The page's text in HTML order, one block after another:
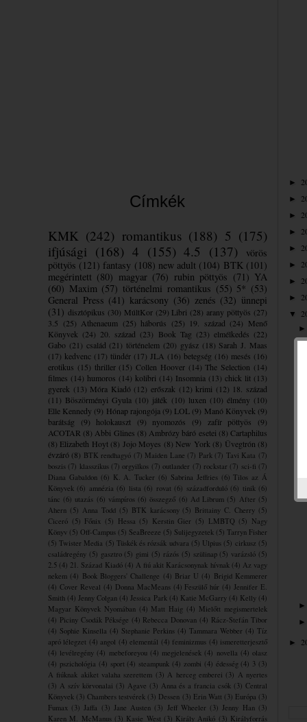
Címkék
KMK (242) romantikus (188) 5 (175)
ifjúsági (168) 4 (155) 4.5 (137)
vörös
pöttyös (121) fantasy (108) new adult (104) BTK (101)
megérintett (80) magyar (76) rubin pöttyös (71) YA
(60) Maxim (57) történelmi romantikus (55) 5* (53)
General Press (41) karácsony (36) zenés (32) ünnepi
(31) disztópikus (30) MúltKor (29) Libri (28) arany pöttyös (27)
3.5 (25) Athenaeum (25) háborús (25) 19. század (24) Menő
Könyvek (24) 20. század (23) Book Tag (23) elmélkedés (22)
Gabo (21) család (21) történelem (20) gyász (18) Sarah J. Maas
(17) kedvenc (17) tündér (17) JLA (16) betegség (16) mesés (16)
erotikus (15) thriller (15) Collen Hoover (14) The Selection (14)
filmes (14) humoros (14) kolibri (14) Insomnia (13) chick lit (13)
gyerek (13) Móra Kiadó (12) erőszak (12) krimi (12) 18. század
(11) Böszörményi Gyula (10) játék (10) luxen (10) élmény (10)
Elle Kennedy (9) Hónap rajongója (9) LOL (9) Manó Könyvek (9)
barátság
(9) holokauszt (9) nyomozós (9) zafír pöttyös
(9)
ACOTAR (8) Abbi Glines (8) Ambrózy báró esetei (8) Cartaphilus
(8) Elizabeth Hoyt (8) Jojo Moyes (8) New York (8) Üvegtrón (8)
évzáró (8) BTK rendhagyó (7) Maiden Lane (7) Park (7) Tavi Kata (7)
boszis (7) klasszikus (7) orgyilkos (7) outlander (7) rockstar (7) sci-fi (7)
Diana Gabaldon (6) K. A. Tucker (6) Sabrina Jeffries (6) Tilos az Á
Könyvek (6) amnézia (6) lista (6) rovat (6) századforduló (6) tinik (6)
tánc (6) utazás (6) vámpíros (6) összegző (6) Ad Librum (5) After (5)
Ahern (5) Anna Todd (5) BTK karácsony (5) Brittainy C. Cherry (5)
Ciceró (5) Főnix (5) Hessa (5) Kerstin Gier (5) LMBTQ (5) Nagy
Könyv (5) Off-Campus (5) SeaBreeze (5) Sulijegyzetek (5) Tarryn Fisher
(5) Twister Media (5) Tüskék és rózsák udvara (5) Ulpius (5) cirkusz (5)
családregény (5) gasztro (5) gimi (5) rázós (5) szülinap (5) varázsló (5)
2.5 (4) 21. Század Kiadó (4) A fiú akit Karácsonynak hívnak (4) Az vagy
nekem (4) Book Bloggers' Challenge (4) Briar U (4) Brigid Kemmerer
(4) Cover Reveal (4) Donna MacMeans (4) Feszülő húr (4) Jennifer E.
Smith (4) Jenny Colgan (4) Jessica Park (4) Katie McGarry (4) Kelly (4)
Magyar Könyvek Nyomában (4) Matt Haig (4) Mielőtt megismertelek
(4) Piciny Csodák Péksége (4) Rebecca Donovan (4) Rácz-Stefán Tibor
(4) Sophie Kinsella (4) Stephanie Perkins (4) Tammara Webber (4) Tíz
apró lélegzet (4) angol (4) elementál (4) feminizmus (4) ismeretterjesztő
(4) levélregény (4) mebeforeyou (4) megjelenések (4) novella (4) olasz
(4) pszichológia (4) sport (4) steampunk (4) zombi (4) édesség (4) 3 (3)
A fiúknak akiket valaha szerettem (3) A herceg emberei (3) A nyertes
(3) A szív körvonalai (3) Agave (3) Anna és a francia csók (3) Central
Könyvek (3) Chambers testvérek (3) Dessen (3) Erin Watt (3) Európa (3)
Fumax (3) Jaffa (3) Jane Austen (3) Jeff Wheeler (3) Jenny Han (3)
Karen M. McManus (3) Kasie West (3) Király Anikó (3) Királyforrás
►
►
►
►
►
►
►
►
▼
►